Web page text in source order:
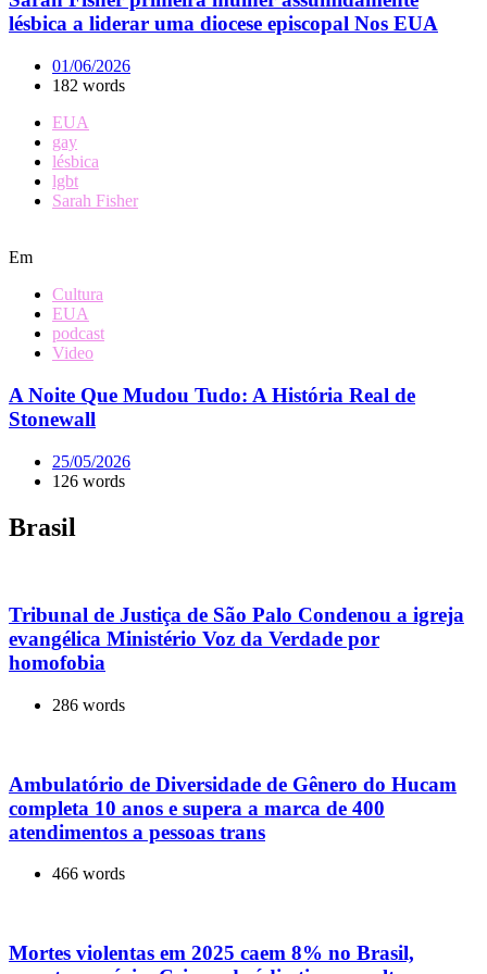
lésbica a liderar uma diocese episcopal Nos EUA
01/06/2026
182 words
EUA
gay
lésbica
lgbt
Sarah Fisher
Em
Cultura
EUA
podcast
Video
A Noite Que Mudou Tudo: A História Real de
Stonewall
25/05/2026
126 words
Brasil
Tribunal de Justiça de São Palo Condenou a igreja
evangélica Ministério Voz da Verdade por
homofobia
286 words
Ambulatório de Diversidade de Gênero do Hucam
completa 10 anos e supera a marca de 400
atendimentos a pessoas trans
466 words
Mortes violentas em 2025 caem 8% no Brasil,